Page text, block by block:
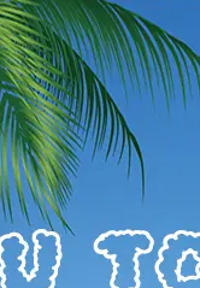
o Luni i
ljudi pod
tekstova o